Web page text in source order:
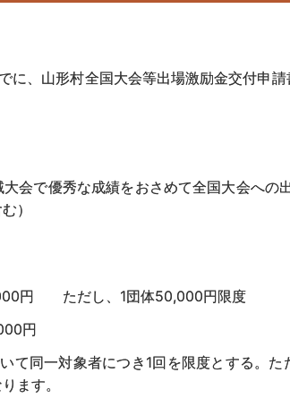
に、山形村全国大会等出場激励金交付申
会で優秀な成績をおさめて全国大会への
）
円 ただし、1団体50,000円限度
円
て同一対象者につき1回を限度とする。
ます。